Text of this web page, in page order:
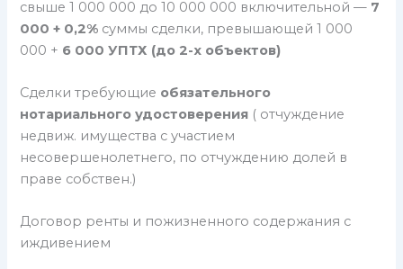
свыше 1 000 000 до 10 000 000 включительной — 7
000 + 0,2% суммы сделки, превышающей 1 000
000 + 6 000 УПТХ (до 2-х объектов)
Сделки требующие обязательного
нотариального удостоверения ( отчуждение
недвиж. имущества с участием
несовершенолетнего, по отчуждению долей в
праве собствен.)
Договор ренты и пожизненного содержания с
иждивением